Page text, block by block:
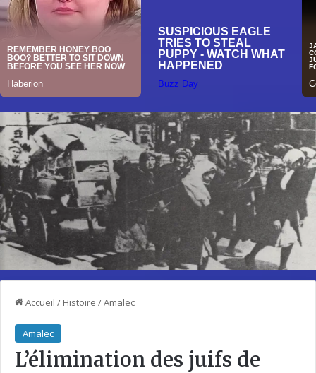
Accueil / Histoire /Amalec
Amalec
L’élimination des juifs de